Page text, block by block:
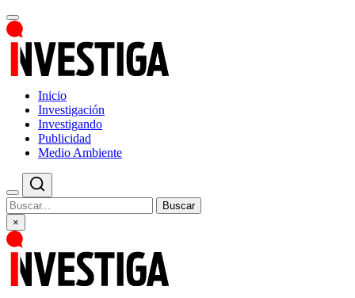
Inicio
Investigación
Investigando
Publicidad
Medio Ambiente
Buscar
×